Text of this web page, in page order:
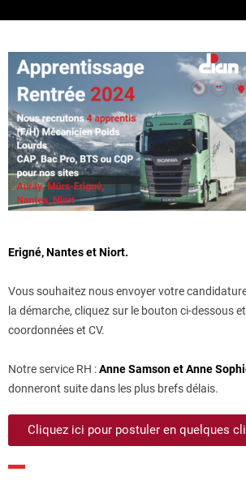
Erigné, Nantes et Niort.
Vous souhaitez nous envoyer votre
la démarche, cliquez sur le bouton ci-dessous
coordonnées et CV.
Notre service RH :Anne Samson et Anne
donneront suite dans les plus brefs délais.
Cliquez ici pour postuler en quelques